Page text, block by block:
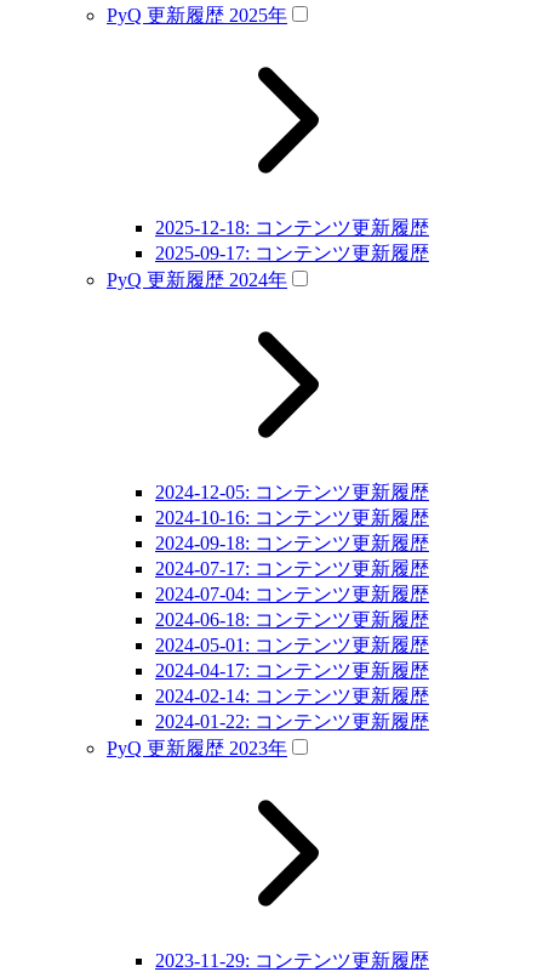
PyQ 更新履歴 2025年
2025-12-18: コンテンツ更新履歴
2025-09-17: コンテンツ更新履歴
PyQ 更新履歴 2024年
2024-12-05: コンテンツ更新履歴
2024-10-16: コンテンツ更新履歴
2024-09-18: コンテンツ更新履歴
2024-07-17: コンテンツ更新履歴
2024-07-04: コンテンツ更新履歴
2024-06-18: コンテンツ更新履歴
2024-05-01: コンテンツ更新履歴
2024-04-17: コンテンツ更新履歴
2024-02-14: コンテンツ更新履歴
2024-01-22: コンテンツ更新履歴
PyQ 更新履歴 2023年
2023-11-29: コンテンツ更新履歴